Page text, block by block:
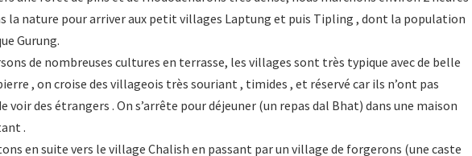
la nature pour arriver aux petit villages Laptung et puis Tipling , dont la population
Gurung.
de nombreuses cultures en terrasse, les villages sont très typique avec de belle
, on croise des villageois très souriant , timides , et réservé car ils n’ont pas
voir des étrangers . On s’arrête pour déjeuner (un repas dal Bhat) dans une maison
.
en suite vers le village Chalish en passant par un village de forgerons (une caste